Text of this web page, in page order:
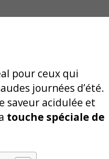
pour ceux qui
journées d’été.
saveur acidulée et
touche spéciale de